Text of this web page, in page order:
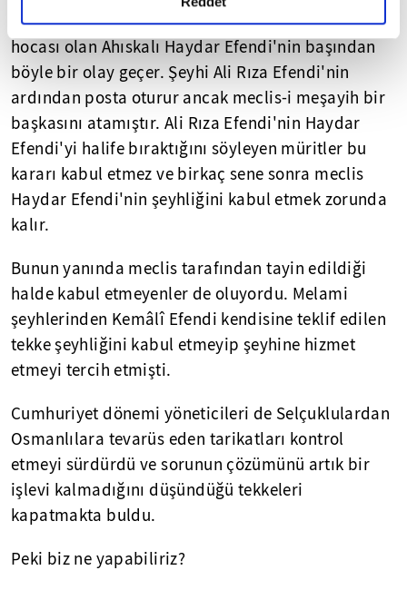
İsmail Ağa cemaati lideri Mahmut Efendi'nin de
hocası olan Ahıskalı Haydar Efendi'nin başından
böyle bir olay geçer. Şeyhi Ali Rıza Efendi'nin
ardından posta oturur ancak meclis-i meşayih bir
başkasını atamıştır. Ali Rıza Efendi'nin Haydar
Efendi'yi halife bıraktığını söyleyen müritler bu
kararı kabul etmez ve birkaç sene sonra meclis
Haydar Efendi'nin şeyhliğini kabul etmek zorunda
kalır.
Bunun yanında meclis tarafından tayin edildiği
halde kabul etmeyenler de oluyordu. Melami
şeyhlerinden Kemâlî Efendi kendisine teklif edilen
tekke şeyhliğini kabul etmeyip şeyhine hizmet
etmeyi tercih etmişti.
Cumhuriyet dönemi yöneticileri de Selçuklulardan
Osmanlılara tevarüs eden tarikatları kontrol
etmeyi sürdürdü ve sorunun çözümünü artık bir
işlevi kalmadığını düşündüğü tekkeleri
kapatmakta buldu.
Peki biz ne yapabiliriz?